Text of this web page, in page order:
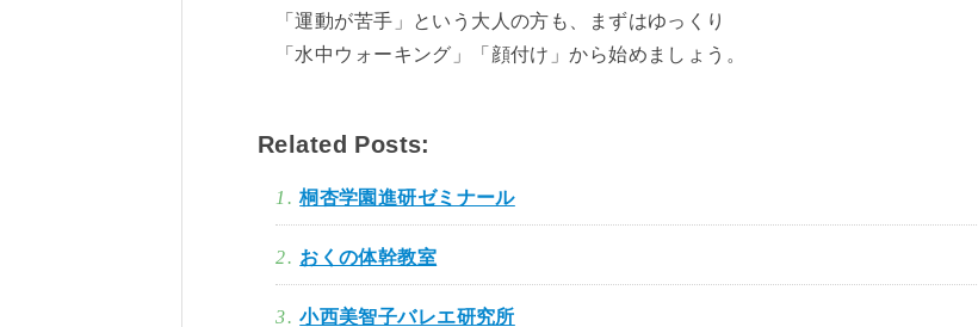
「運動が苦手」という大人の方も、まずはゆっくり
「水中ウォーキング」「顔付け」から始めましょう。
Related Posts:
桐杏学園進研ゼミナール
おくの体幹教室
小西美智子バレエ研究所